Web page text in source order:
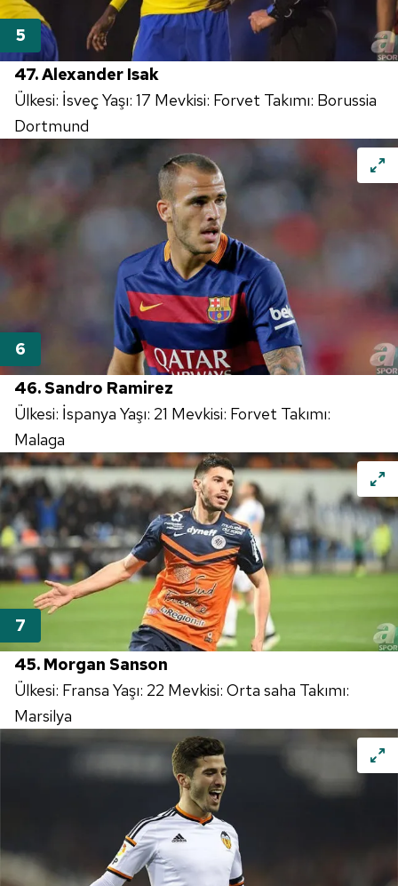
47. Alexander Isak
Ülkesi: İsveç Yaşı: 17 Mevkisi: Forvet Takımı: Borussia
Dortmund
46. Sandro Ramirez
Ülkesi: İspanya Yaşı: 21 Mevkisi: Forvet Takımı:
Malaga
45. Morgan Sanson
Ülkesi: Fransa Yaşı: 22 Mevkisi: Orta saha Takımı:
Marsilya